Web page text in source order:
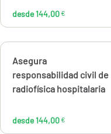
desde 144,00 €
Calcúlalo ahora
Asegura
responsabilidad civil de
radiofísica hospitalaria
desde 144,00 €